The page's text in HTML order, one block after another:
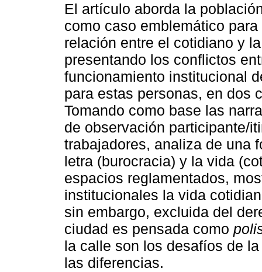
El artículo aborda la
como caso emblemático
relación entre el cotidiano y
presentando los conflictos
funcionamiento institucional
para estas personas, en dos
Tomando como base las
de observación participante/
trabajadores, analiza de una
letra (burocracia) y la vida
espacios reglamentados,
institucionales la vida
sin embargo, excluida del
ciudad es pensada como
la calle son los desafíos de
las diferencias.